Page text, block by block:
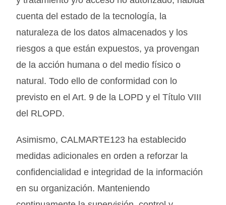
cuenta del estado de la tecnología, la
naturaleza de los datos almacenados y los
riesgos a que están expuestos, ya provengan
de la acción humana o del medio físico o
natural. Todo ello de conformidad con lo
previsto en el Art. 9 de la LOPD y el Título VIII
del RLOPD.
Asimismo, CALMARTE123 ha establecido
medidas adicionales en orden a reforzar la
confidencialidad e integridad de la información
en su organización. Manteniendo